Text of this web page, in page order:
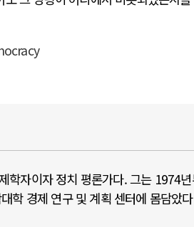
자이자 정치 평론가다. 그는 1974
학 경제 연구 및 계획 센터에 몸담았